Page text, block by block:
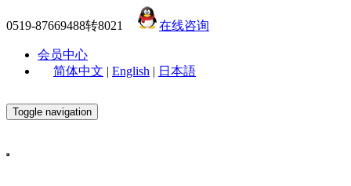
0519-87669488转8021 在线咨询
会员中心
简体中文 | English | 日本語
Toggle navigation